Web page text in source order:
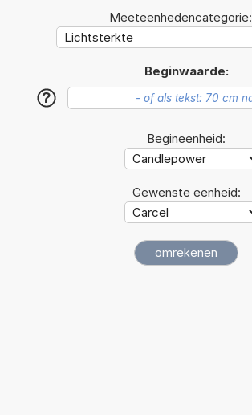
Meeteenhedencategorie:
Beginwaarde:
?
Begineenheid:
Gewenste eenheid: